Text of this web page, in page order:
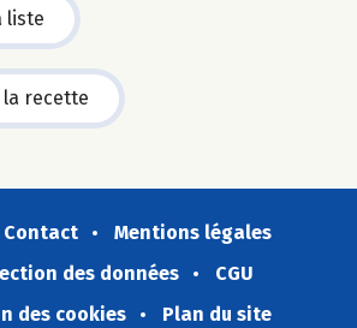
liste
la recette
Contact
Mentions légales
des données
CGU
des cookies
Plan du site